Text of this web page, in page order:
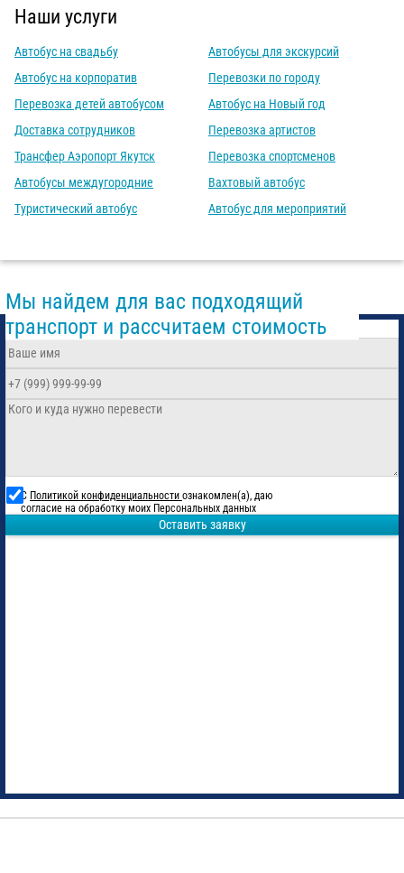
Наши услуги
Автобус на свадьбу
Автобус на корпоратив
Перевозка детей автобусом
Доставка сотрудников
Трансфер Аэропорт Якутск
Автобусы междугородние
Туристический автобус
Автобусы для экскурсий
Перевозки по городу
Автобус на Новый год
Перевозка артистов
Перевозка спортсменов
Вахтовый автобус
Автобус для мероприятий
Мы найдем для вас подходящий
транспорт и рассчитаем стоимость
С Политикой конфиденциальности ознакомлен(а), даю
согласие на обработку моих Персональных данных
Оставить заявку